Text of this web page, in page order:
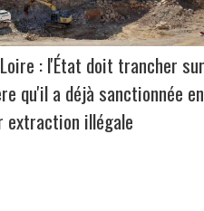
: l'État doit trancher sur
qu'il a déjà sanctionnée en
extraction illégale